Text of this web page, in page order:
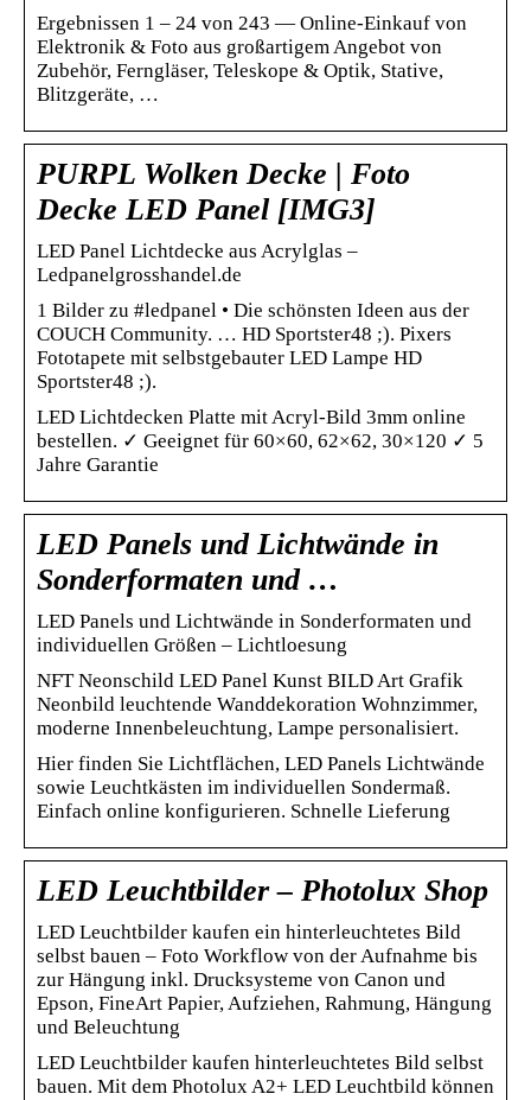
Ergebnissen 1 – 24 von 243 — Online-Einkauf von
Elektronik & Foto aus großartigem Angebot von
Zubehör, Ferngläser, Teleskope & Optik, Stative,
Blitzgeräte, …
PURPL Wolken Decke | Foto
Decke LED Panel [IMG3]
LED Panel Lichtdecke aus Acrylglas –
Ledpanelgrosshandel.de
1 Bilder zu #ledpanel • Die schönsten Ideen aus der
COUCH Community. … HD Sportster48 ;). Pixers
Fototapete mit selbstgebauter LED Lampe HD
Sportster48 ;).
LED Lichtdecken Platte mit Acryl-Bild 3mm online
bestellen. ✓ Geeignet für 60×60, 62×62, 30×120 ✓ 5
Jahre Garantie
LED Panels und Lichtwände in
Sonderformaten und …
LED Panels und Lichtwände in Sonderformaten und
individuellen Größen – Lichtloesung
NFT Neonschild LED Panel Kunst BILD Art Grafik
Neonbild leuchtende Wanddekoration Wohnzimmer,
moderne Innenbeleuchtung, Lampe personalisiert.
Hier finden Sie Lichtflächen, LED Panels Lichtwände
sowie Leuchtkästen im individuellen Sondermaß.
Einfach online konfigurieren. Schnelle Lieferung
LED Leuchtbilder – Photolux Shop
LED Leuchtbilder kaufen ein hinterleuchtetes Bild
selbst bauen – Foto Workflow von der Aufnahme bis
zur Hängung inkl. Drucksysteme von Canon und
Epson, FineArt Papier, Aufziehen, Rahmung, Hängung
und Beleuchtung
LED Leuchtbilder kaufen hinterleuchtetes Bild selbst
bauen. Mit dem Photolux A2+ LED Leuchtbild können